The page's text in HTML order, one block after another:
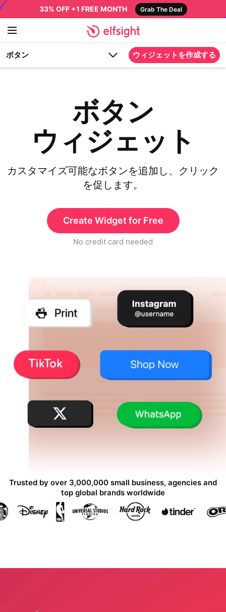
33% OFF +1 FREE MONTH Grab The Deal
ボタン ウィジェットを作成する
ボタン
ウィジェット
カスタマイズ可能なボタンを追加し、クリック
を促します。
Create Widget for Free
No credit card needed
Trusted by over 3,000,000 small business, agencies and
top global brands worldwide